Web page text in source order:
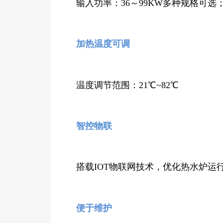
输入功率：36～99KW多种规格可选；
加热温度可调
温度调节范围：21℃~82℃
智控物联
搭载IOT物联网技术，优化热水炉运
便于维护